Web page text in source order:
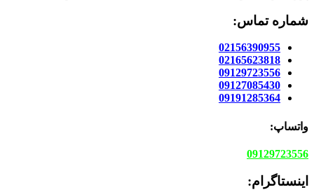
شماره تماس:
02156390955
02165623818
09129723556
09127085430
09191285364
واتساپ:
09129723556
اینستاگرام: